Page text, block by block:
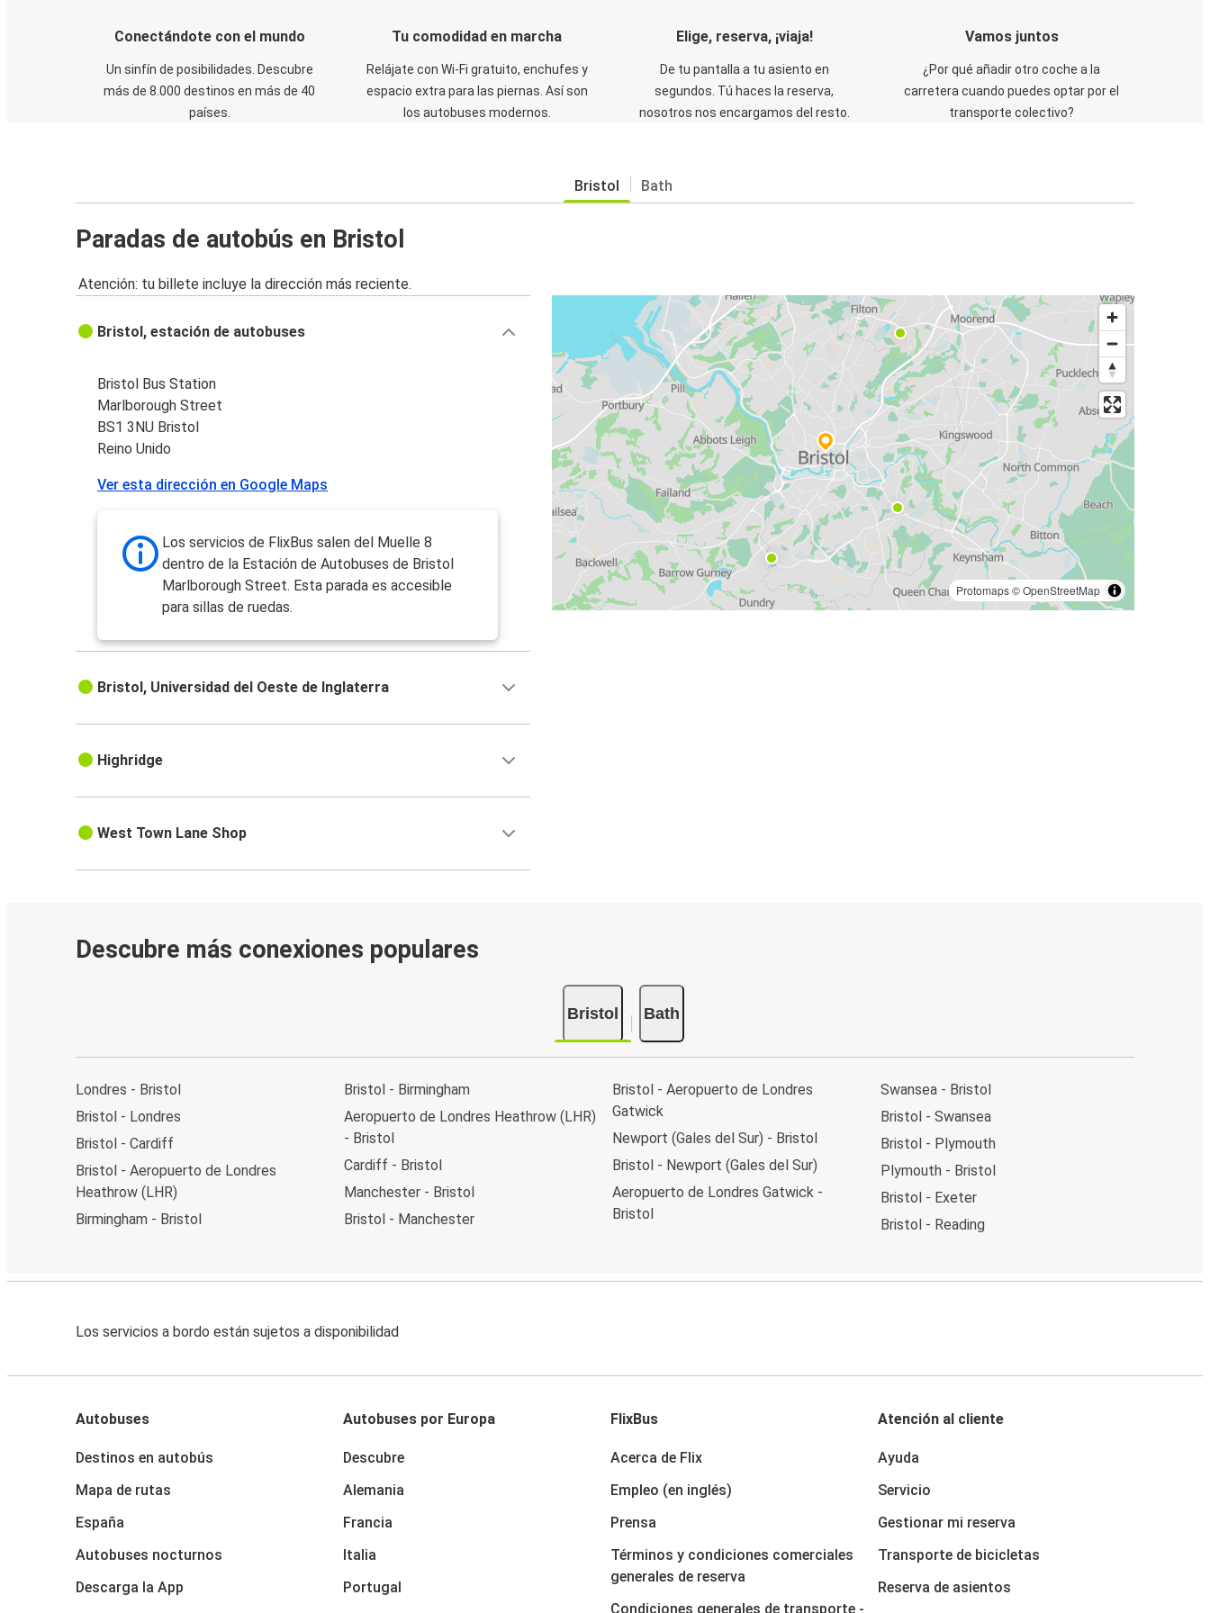
Conectándote con el mundo
Un sinfín de posibilidades. Descubre
más de 8.000 destinos en más de 40
países.
Tu comodidad en marcha
Relájate con Wi-Fi gratuito, enchufes y
espacio extra para las piernas. Así son
los autobuses modernos.
Elige, reserva, ¡viaja!
De tu pantalla a tu asiento en
segundos. Tú haces la reserva,
nosotros nos encargamos del resto.
Vamos juntos
¿Por qué añadir otro coche a la
carretera cuando puedes optar por el
transporte colectivo?
Bristol Bath
Paradas de autobús en Bristol
Atención: tu billete incluye la dirección más reciente.
Protomaps©OpenStreetMap
Bristol, estación de autobuses
Bristol Bus Station
Marlborough Street
BS1 3NU Bristol
Reino Unido
Ver esta dirección en Google Maps
Los servicios de FlixBus salen del Muelle 8
dentro de la Estación de Autobuses de Bristol
Marlborough Street. Esta parada es accesible
para sillas de ruedas.
Bristol, Universidad del Oeste de Inglaterra
Highridge
West Town Lane Shop
Descubre más conexiones populares
Bristol Bath
Londres - Bristol
Bristol - Londres
Bristol - Cardiff
Bristol - Aeropuerto de Londres
Heathrow (LHR)
Birmingham - Bristol
Bristol - Birmingham
Aeropuerto de Londres Heathrow (LHR)
- Bristol
Cardiff - Bristol
Manchester - Bristol
Bristol - Manchester
Bristol - Aeropuerto de Londres
Gatwick
Newport (Gales del Sur) - Bristol
Bristol - Newport (Gales del Sur)
Aeropuerto de Londres Gatwick -
Bristol
Swansea - Bristol
Bristol - Swansea
Bristol - Plymouth
Plymouth - Bristol
Bristol - Exeter
Bristol - Reading
Los servicios a bordo están sujetos a disponibilidad
Autobuses
Destinos en autobús
Mapa de rutas
España
Autobuses nocturnos
Descarga la App
Autobuses por Europa
Descubre
Alemania
Francia
Italia
Portugal
FlixBus
Acerca de Flix
Empleo (en inglés)
Prensa
Términos y condiciones comerciales
generales de reserva
Condiciones generales de transporte -
Atención al cliente
Ayuda
Servicio
Gestionar mi reserva
Transporte de bicicletas
Reserva de asientos